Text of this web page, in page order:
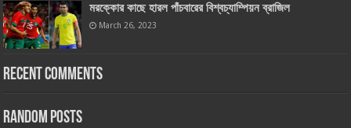
মরক্কোর কাছে হারল পাঁচবারের বিশ্বচ্যাম্পিয়ন ব্রাজিল
March 26, 2023
Recent Comments
Random Posts